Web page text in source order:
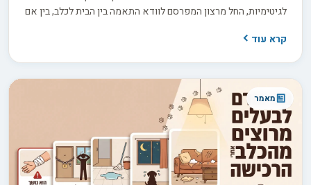
לגיטימיות, החל מרצון המפרסם לוודא התאמה בין הבית לכלב, בין אם
בפועל השאלה היא לא רק כמה זה עולה, אלא כמה שקיפות
קרא עוד
מאמר